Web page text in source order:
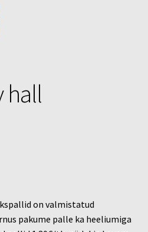
hall
on valmistatud
pakume palle ka heeliumiga